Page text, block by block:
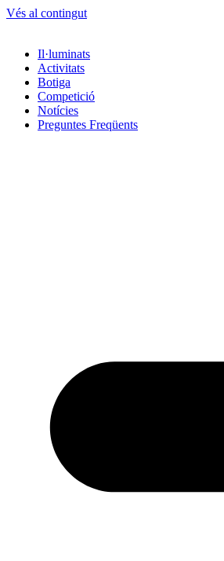
Vés al contingut
Il·luminats
Activitats
Botiga
Competició
Notícies
Preguntes Freqüents